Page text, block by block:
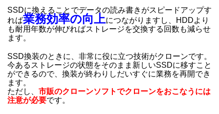
SSDに換えることでデータの読み書きがスピードアップす
れば業務効率の向上につながりますし、HDDより
も耐用年数が伸びればストレージを交換する回数も減らせ
ます。
SSD換装のときに、非常に役に立つ技術がクローンです。
今あるストレージの状態をそのまま新しいSSDに移すこと
ができるので、換装が終わりしだいすぐに業務を再開でき
ます。
ただし、 市販のクローンソフトでクローンをおこなうには
注意が必要です。